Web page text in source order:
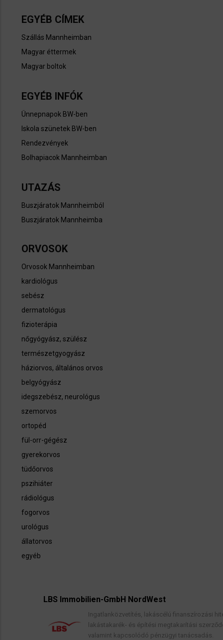
EGYÉB CÍMEK
Szállás Mannheimban
Magyar éttermek
Magyar boltok
EGYÉB INFÓK
Ünnepnapok BW-ben
Iskola szünetek BW-ben
Rendezvények
Bolhapiacok Mannheimban
UTAZÁS
Buszjáratok Mannheimból
Buszjáratok Mannheimba
ORVOSOK
Orvosok Mannheimban
kardiológus
sebész
dermatológus
fizioterápia
nőgyógyász, szülész
természetgyogyász
háziorvos, általános orvos
belgyógyász
idegszebész, neurológus
szemorvos
ortopéd
fül-orr-gégész
gyerekorvos
tüdőorvos
pszihiáter
rádiológus
fogorvos
urológus
állatorvos
egyéb
LBS Immobilien-GmbH NordWest
Ingatlanközvetítés, lakáscélú finanszírozási hitelek,
lakástakarék- és építési megtakarítási szerződések,
valamint kapcsolódó pénzügyi tanácsadás.